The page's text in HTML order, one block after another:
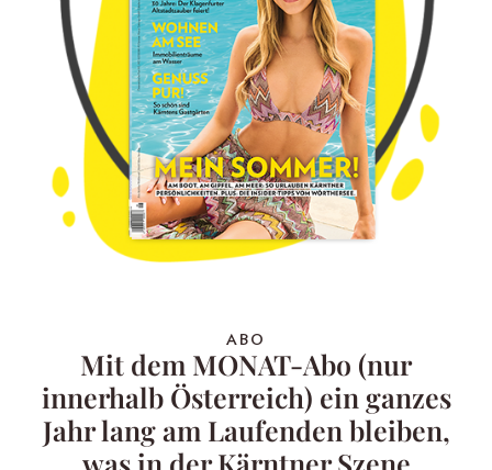
ABO
Mit dem MONAT-Abo (nur
innerhalb Österreich) ein ganzes
Jahr lang am Laufenden bleiben,
was in der Kärntner Szene